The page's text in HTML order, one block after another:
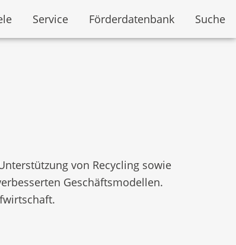
Service Förderdatenbank Suche
von Recycling sowie
Geschäftsmodellen.